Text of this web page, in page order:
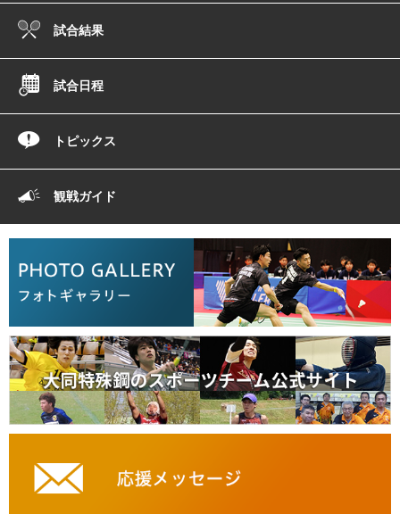
試合結果
試合日程
トピックス
観戦ガイド